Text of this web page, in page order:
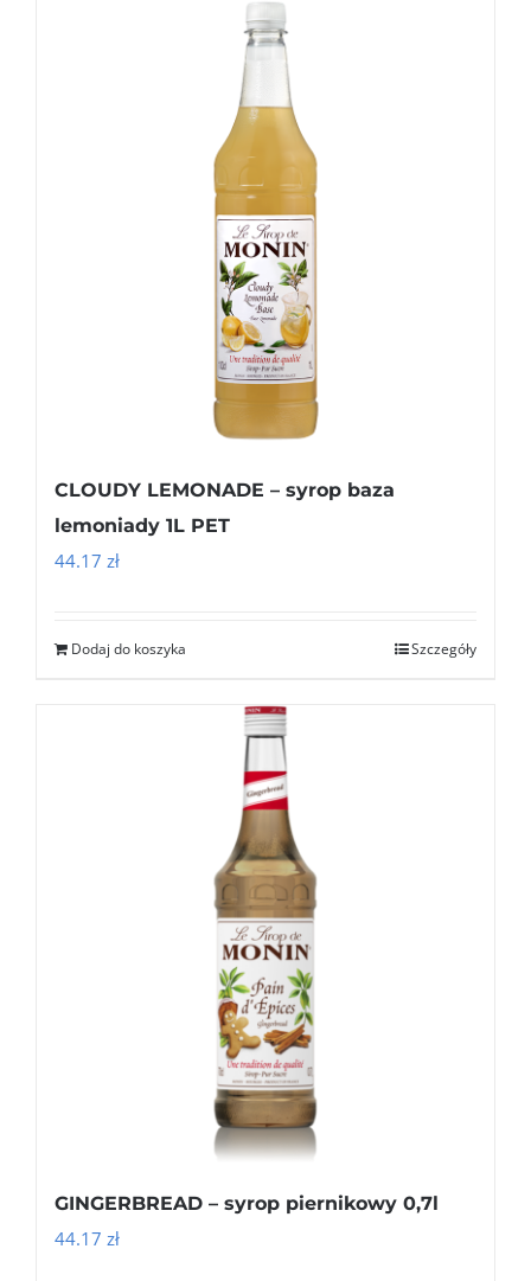
CLOUDY LEMONADE – syrop baza
lemoniady 1L PET
44.17 zł
Dodaj do koszyka Szczegóły
GINGERBREAD – syrop piernikowy 0,7l
44.17 zł